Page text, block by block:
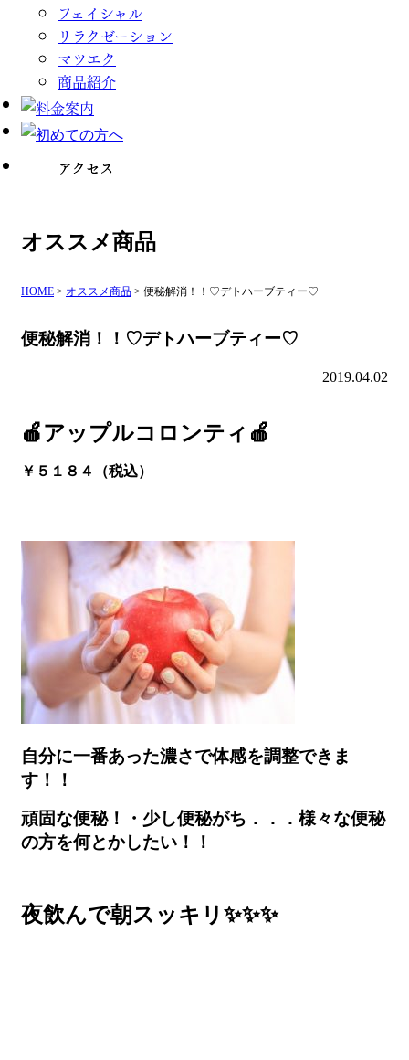
フェイシャル
リラクゼーション
マツエク
商品紹介
オススメ商品
HOME > オススメ商品 > 便秘解消！！♡デトハーブティー♡
便秘解消！！♡デトハーブティー♡
2019.04.02
🍎アップルコロンティ🍎
￥５１８４（税込）
自分に一番あった濃さで体感を調整できま
す！！
頑固な便秘！・少し便秘がち．．．様々な便秘
の方を何とかしたい！！
夜飲んで朝スッキリ✨✨✨